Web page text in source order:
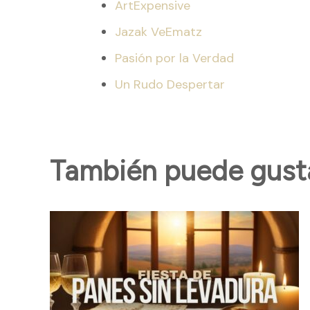
ArtExpensive
Jazak VeEmatz
Pasión por la Verdad
Un Rudo Despertar
También puede